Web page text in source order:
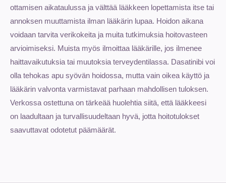
ottamisen aikataulussa ja välttää lääkkeen lopettamista itse tai
annoksen muuttamista ilman lääkärin lupaa. Hoidon aikana
voidaan tarvita verikokeita ja muita tutkimuksia hoitovasteen
arvioimiseksi. Muista myös ilmoittaa lääkärille, jos ilmenee
haittavaikutuksia tai muutoksia terveydentilassa. Dasatinibi voi
olla tehokas apu syövän hoidossa, mutta vain oikea käyttö ja
lääkärin valvonta varmistavat parhaan mahdollisen tuloksen.
Verkossa ostettuna on tärkeää huolehtia siitä, että lääkkeesi
on laadultaan ja turvallisuudeltaan hyvä, jotta hoitotulokset
saavuttavat odotetut päämäärät.